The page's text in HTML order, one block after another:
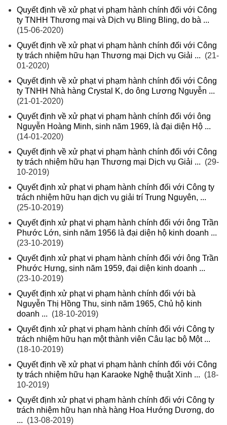
Quyết định về xử phạt vi phạm hành chính đối với Công
ty TNHH Thương mại và Dịch vụ Bling Bling, do bà ...
(15-06-2020)
Quyết định về xử phạt vi phạm hành chính đối với Công
ty trách nhiệm hữu hạn Thương mại Dịch vụ Giải ... (21-
01-2020)
Quyết định về xử phạt vi phạm hành chính đối với Công
ty TNHH Nhà hàng Crystal K, do ông Lương Nguyễn ...
(21-01-2020)
Quyết định về xử phạt vi phạm hành chính đối với ông
Nguyễn Hoàng Minh, sinh năm 1969, là đại diện Hộ ...
(14-01-2020)
Quyết định về xử phạt vi phạm hành chính đối với Công
ty trách nhiệm hữu hạn Thương mại Dịch vụ Giải ... (29-
10-2019)
Quyết định xử phạt vi phạm hành chính đối với Công ty
trách nhiệm hữu hạn dịch vụ giải trí Trung Nguyên, ...
(25-10-2019)
Quyết định xử phạt vi phạm hành chính đối với ông Trần
Phước Lớn, sinh năm 1956 là đại diện hộ kinh doanh ...
(23-10-2019)
Quyết định xử phạt vi phạm hành chính đối với ông Trần
Phước Hưng, sinh năm 1959, đại diện kinh doanh ...
(23-10-2019)
Quyết định xử phạt vi phạm hành chính đối với bà
Nguyễn Thị Hồng Thu, sinh năm 1965, Chủ hộ kinh
doanh ... (18-10-2019)
Quyết định xử phạt vi phạm hành chính đối với Công ty
trách nhiệm hữu hạn một thành viên Câu lạc bộ Một ...
(18-10-2019)
Quyết định về xử phạt vi phạm hành chính đối với Công
ty trách nhiệm hữu hạn Karaoke Nghệ thuật Xinh ... (18-
10-2019)
Quyết định xử phạt vi phạm hành chính đối với Công ty
trách nhiệm hữu hạn nhà hàng Hoa Hướng Dương, do
... (13-08-2019)